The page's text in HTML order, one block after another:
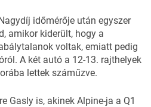
időmérője után egyszer
amikor kiderült, hogy a
voltak, emiatt pedig
A két autó a 12-13. rajthelyek
lettek száműzve.
Gasly is, akinek Alpine-ja a Q1